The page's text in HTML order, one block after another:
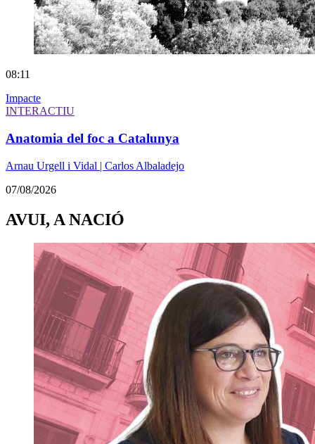
08:11
Impacte
INTERACTIU
Anatomia del foc a Catalunya
Arnau Urgell i Vidal | Carlos Albaladejo
07/08/2026
AVUI, A NACIÓ